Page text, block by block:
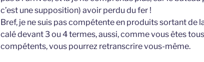
c’est une supposition) avoir perdu du fer !
Bref, je ne suis pas compétente en produits sortant de
calé devant 3 ou 4 termes, aussi, comme vous êtes
compétents, vous pourrez retranscrire vous-même.